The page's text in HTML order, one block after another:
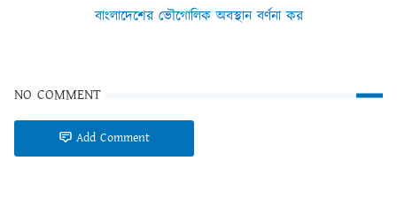
বাংলাদেশের ভৌগােলিক অবস্থান বর্ণনা কর
NO COMMENT
Add Comment